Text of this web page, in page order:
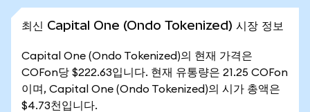
최신 Capital One (Ondo Tokenized) 시장 정보
Capital One (Ondo Tokenized)의 현재 가격은
COFon당 $222.63입니다. 현재 유통량은 21.25 COFon
이며, Capital One (Ondo Tokenized)의 시가 총액은
$4.73천입니다.